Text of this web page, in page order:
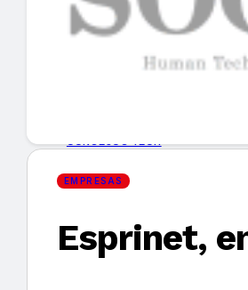
EMPRESAS
GUÍA DE COMPRA
MERCADOS Y TENDENCIAS
EMPRESAS
Esprinet,